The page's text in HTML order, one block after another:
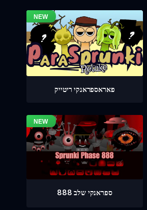
פאראספראנקי ריטייק
ספראנקי שלב 888